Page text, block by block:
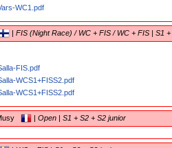
WC1.pdf
| FIS (Night Race) / WC + FIS / WC + FIS | S1
FIS.pdf
WCS1+FISS2.pdf
WCS1+FISS2.pdf
| Open | S1 + S2 + S2 junior